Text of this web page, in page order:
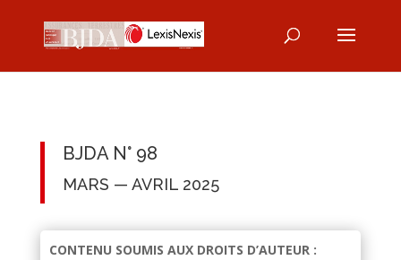
BJDA N° 98
MARS — AVRIL 2025
CONTENU SOUMIS AUX DROITS D’AUTEUR :